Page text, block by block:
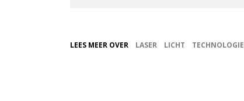
LEES MEER OVER LASER LICHT TECHNOLOGIE